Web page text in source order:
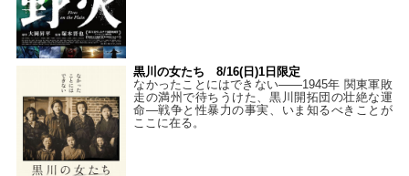
黒川の女たち 8/16(日)1日限定
なかったことにはできない——1945年 関東軍敗
走の満州で待ちうけた、黒川開拓団の壮絶な運
命―戦争と性暴力の事実、いま知るべきことが
ここに在る。